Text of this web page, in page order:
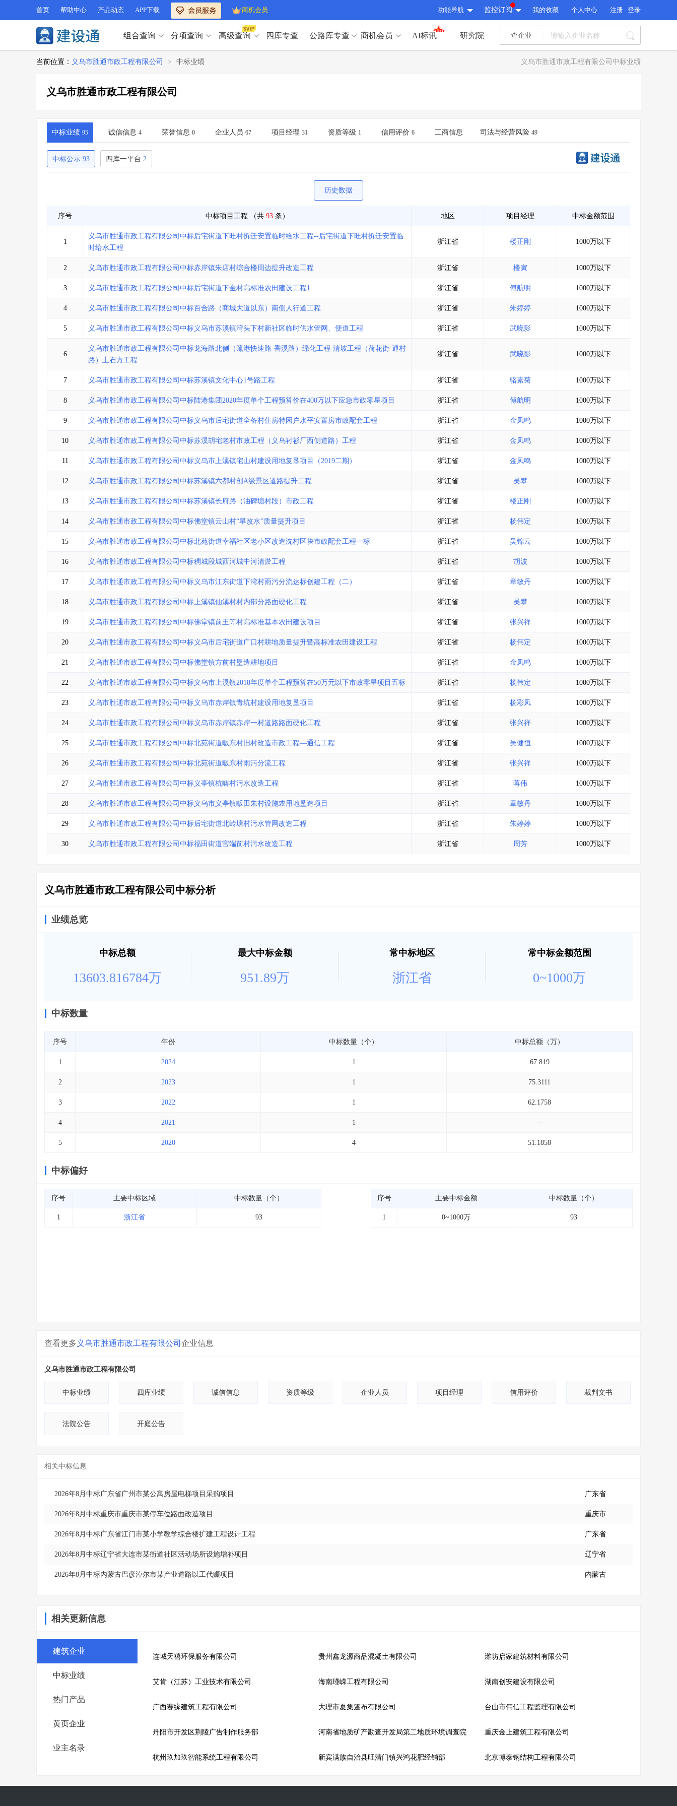
首页 帮助中心 产品动态 APP下载 商机会员 功能导航 监控订阅 我的收藏 个人中心 注册 登录
分项查询（VIP）
查资质
查人员>
查荣誉> 查诚信
>
招标信息 > 组合查询 >
行业 / 地区专查
组合查询-广州
> 建企舆情
政策规划> 招投标规则>
项目商机
拟建项目审批
研究报告
API接口> 市场经营AI云平台>
人脉服务
>
组合查询 分项查询 高级查询 四库专查 公路库专查 商机会员 AI标讯 研究院 查企业
查荣誉> 查诚信>
项目经理> 信用评价>
招标信息> 组合查询
四库专查>
组合查询-广州 >
下浮率
技术负责人/专职安全员C证
查业主> 项目分类筛选>
建设通大数据研究院
人脉服务
当前位置： 义乌市胜通市政工程有限公司 > 中标业绩 义乌市胜通市政工程有限公司中标业绩
义乌市胜通市政工程有限公司
中标业绩 95 诚信信息 4 荣誉信息 0 企业人员 67 项目经理 31 资质等级 1 信用评价 6 工商信息 司法与经营风险 49
中标公示 93 四库一平台 2
历史数据
序号 中标项目工程 （共 93条） 地区 项目经理 中标金额范围
1
义乌市胜通市政工程有限公司中标后宅街道下旺村拆迁安置临时给水工程--后宅街道下旺村拆迁安置临
时给水工程
浙江省 楼正刚 1000万以下
2 义乌市胜通市政工程有限公司中标赤岸镇朱店村综合楼周边提升改造工程 浙江省 楼寅 1000万以下
3 义乌市胜通市政工程有限公司中标后宅街道下金村高标准农田建设工程1 浙江省 傅航明 1000万以下
4 义乌市胜通市政工程有限公司中标百合路（商城大道以东）南侧人行道工程 浙江省 朱婷婷 1000万以下
5 义乌市胜通市政工程有限公司中标义乌市苏溪镇湾头下村新社区临时供水管网、便道工程 浙江省 武晓影 1000万以下
6
义乌市胜通市政工程有限公司中标龙海路北侧（疏港快速路-香溪路）绿化工程-清坡工程（荷花街-通村
路）土石方工程
浙江省 武晓影 1000万以下
7 义乌市胜通市政工程有限公司中标苏溪镇文化中心1号路工程 浙江省 骆素菊 1000万以下
8 义乌市胜通市政工程有限公司中标陆港集团2020年度单个工程预算价在400万以下应急市政零星项目 浙江省 傅航明 1000万以下
9 义乌市胜通市政工程有限公司中标义乌市后宅街道全备村住房特困户水平安置房市政配套工程 浙江省 金凤鸣 1000万以下
10 义乌市胜通市政工程有限公司中标苏溪胡宅老村市政工程（义乌衬衫厂西侧道路）工程 浙江省 金凤鸣 1000万以下
11 义乌市胜通市政工程有限公司中标义乌市上溪镇宅山村建设用地复垦项目（2019二期） 浙江省 金凤鸣 1000万以下
12 义乌市胜通市政工程有限公司中标苏溪镇六都村创A级景区道路提升工程 浙江省 吴攀 1000万以下
13 义乌市胜通市政工程有限公司中标苏溪镇长府路（油碑塘村段）市政工程 浙江省 楼正刚 1000万以下
14 义乌市胜通市政工程有限公司中标佛堂镇云山村“旱改水”质量提升项目 浙江省 杨伟定 1000万以下
15 义乌市胜通市政工程有限公司中标北苑街道幸福社区老小区改造沈村区块市政配套工程一标 浙江省 吴锦云 1000万以下
16 义乌市胜通市政工程有限公司中标稠城段城西河城中河清淤工程 浙江省 胡波 1000万以下
17 义乌市胜通市政工程有限公司中标义乌市江东街道下湾村雨污分流达标创建工程（二） 浙江省 章敏丹 1000万以下
18 义乌市胜通市政工程有限公司中标上溪镇仙溪村村内部分路面硬化工程 浙江省 吴攀 1000万以下
19 义乌市胜通市政工程有限公司中标佛堂镇前王等村高标准基本农田建设项目 浙江省 张兴祥 1000万以下
20 义乌市胜通市政工程有限公司中标义乌市后宅街道广口村耕地质量提升暨高标准农田建设工程 浙江省 杨伟定 1000万以下
21 义乌市胜通市政工程有限公司中标佛堂镇方前村垦造耕地项目 浙江省 金凤鸣 1000万以下
22 义乌市胜通市政工程有限公司中标义乌市上溪镇2018年度单个工程预算在50万元以下市政零星项目五标 浙江省 杨伟定 1000万以下
23 义乌市胜通市政工程有限公司中标义乌市赤岸镇青坑村建设用地复垦项目 浙江省 杨彩凤 1000万以下
24 义乌市胜通市政工程有限公司中标义乌市赤岸镇赤岸一村道路路面硬化工程 浙江省 张兴祥 1000万以下
25 义乌市胜通市政工程有限公司中标北苑街道畈东村旧村改造市政工程—通信工程 浙江省 吴健恒 1000万以下
26 义乌市胜通市政工程有限公司中标北苑街道畈东村雨污分流工程 浙江省 张兴祥 1000万以下
27 义乌市胜通市政工程有限公司中标义亭镇杭畴村污水改造工程 浙江省 蒋伟 1000万以下
28 义乌市胜通市政工程有限公司中标义乌市义亭镇畈田朱村设施农用地垦造项目 浙江省 章敏丹 1000万以下
29 义乌市胜通市政工程有限公司中标后宅街道北岭塘村污水管网改造工程 浙江省 朱婷婷 1000万以下
30 义乌市胜通市政工程有限公司中标福田街道官端前村污水改造工程 浙江省 周芳 1000万以下
义乌市胜通市政工程有限公司中标分析
业绩总览
中标总额
13603.816784万
最大中标金额
951.89万
常中标地区
浙江省
常中标金额范围
0~1000万
中标数量
序号 年份 中标数量（个） 中标总额（万）
1 2024 1 67.819
2 2023 1 75.3111
3 2022 1 62.1758
4 2021 1 --
5 2020 4 51.1858
中标偏好
序号 主要中标区域 中标数量（个）
1 浙江省 93
序号 主要中标金额 中标数量（个）
1 0~1000万 93
查看更多 义乌市胜通市政工程有限公司 企业信息
义乌市胜通市政工程有限公司
中标业绩 四库业绩 诚信信息 资质等级 企业人员 项目经理 信用评价 裁判文书
法院公告 开庭公告
相关中标信息
2026年8月中标广东省广州市某公寓房屋电梯项目采购项目 广东省
2026年8月中标重庆市重庆市某停车位路面改造项目 重庆市
2026年8月中标广东省江门市某小学教学综合楼扩建工程设计工程 广东省
2026年8月中标辽宁省大连市某街道社区活动场所设施增补项目 辽宁省
2026年8月中标内蒙古巴彦淖尔市某产业道路以工代赈项目 内蒙古
相关更新信息
建筑企业
中标业绩
热门产品
黄页企业
业主名录
连城天禧环保服务有限公司 贵州鑫龙源商品混凝土有限公司 潍坊启家建筑材料有限公司
艾肯（江苏）工业技术有限公司 海南瑾嵘工程有限公司 湖南创安建设有限公司
广西赛缘建筑工程有限公司 大理市夏集篷布有限公司 台山市伟信工程监理有限公司
丹阳市开发区荆陵广告制作服务部 河南省地质矿产勘查开发局第二地质环境调查院 重庆金上建筑工程有限公司
杭州玖加玖智能系统工程有限公司 新宾满族自治县旺清门镇兴鸿花肥经销部 北京博泰钢结构工程有限公司